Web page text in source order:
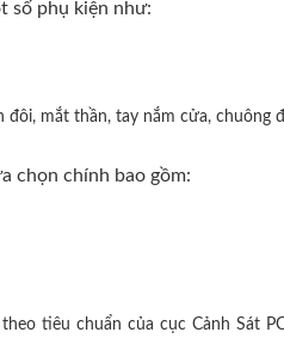
số phụ kiện như:
mắt thần, tay nắm cửa,
chọn chính bao gồm:
tiêu chuẩn của cục Cảnh Sát